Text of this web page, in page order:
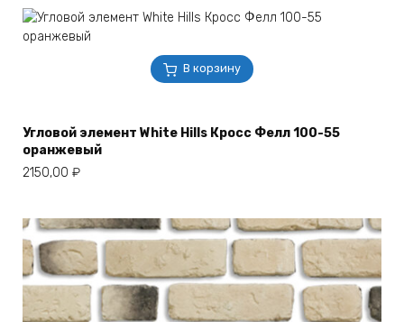
В корзину
Угловой элемент White Hills Кросс Фелл 100-55
оранжевый
2150,00 ₽